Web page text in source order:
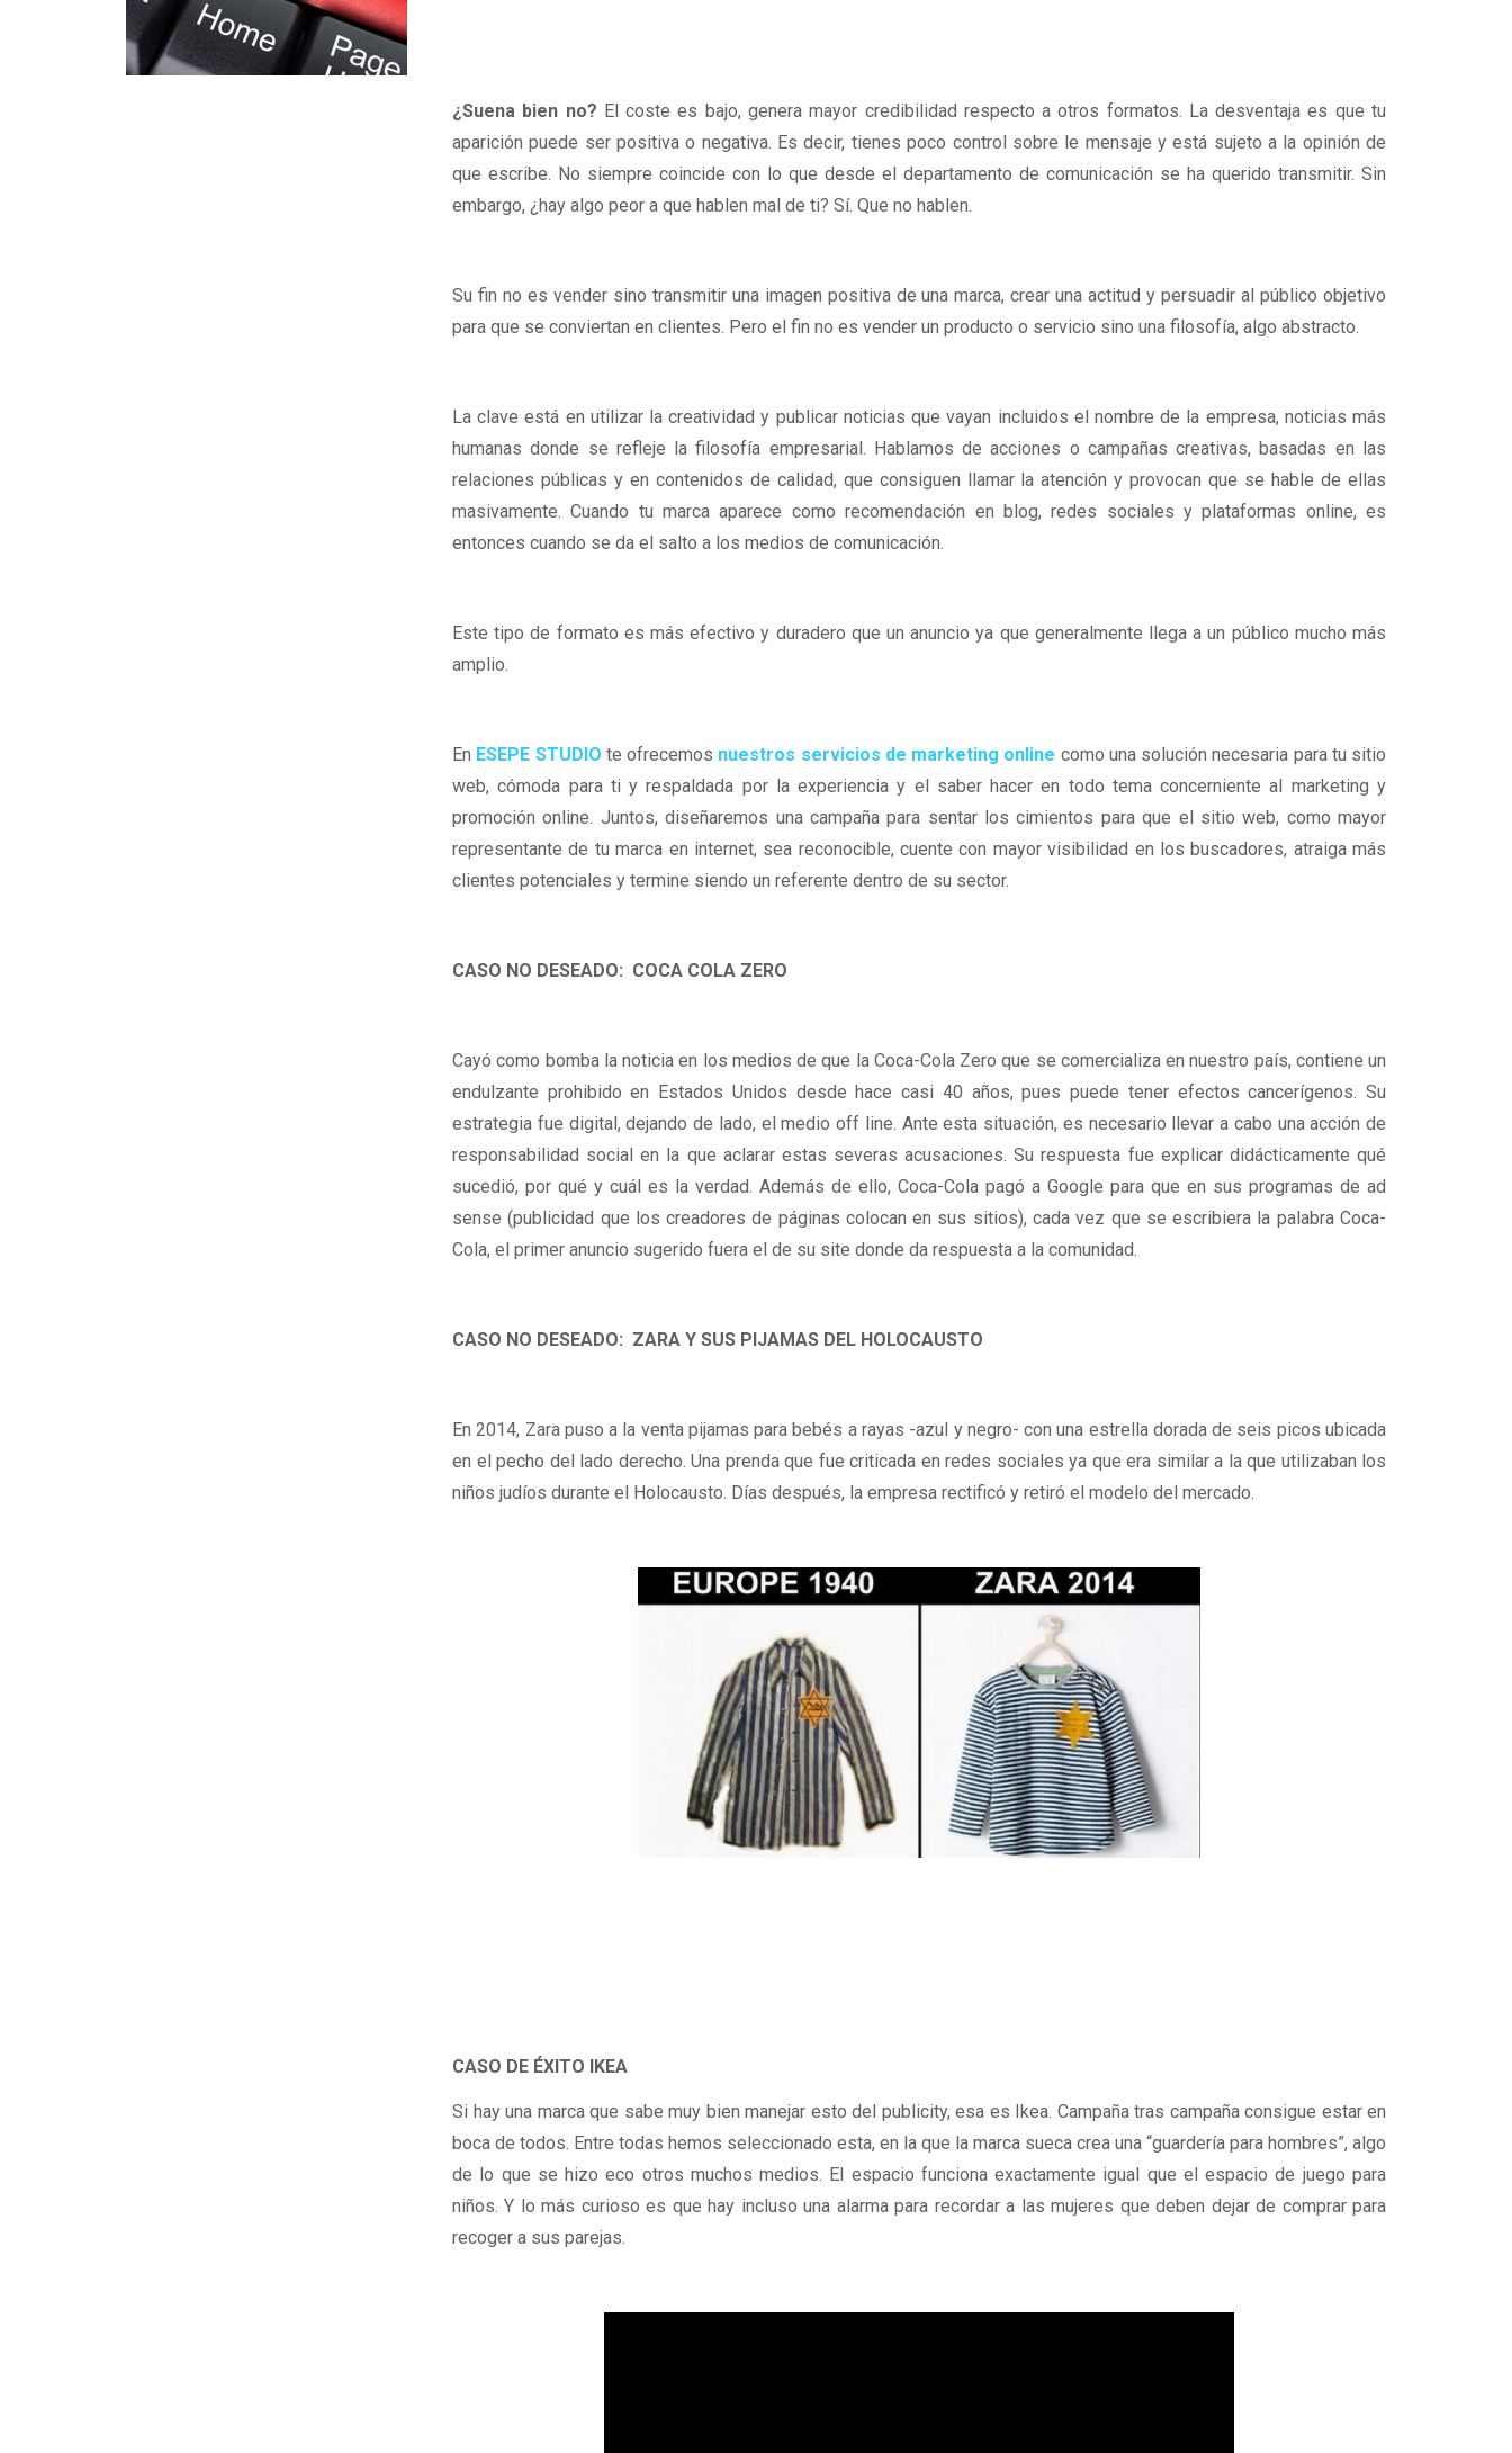
¿Suena bien no? El coste es bajo, genera mayor credibilidad respecto a otros formatos. La desventaja es que tu
aparición puede ser positiva o negativa. Es decir, tienes poco control sobre le mensaje y está sujeto a la opinión de
que escribe. No siempre coincide con lo que desde el departamento de comunicación se ha querido transmitir. Sin
embargo, ¿hay algo peor a que hablen mal de ti? Sí. Que no hablen.
Su fin no es vender sino transmitir una imagen positiva de una marca, crear una actitud y persuadir al público objetivo
para que se conviertan en clientes. Pero el fin no es vender un producto o servicio sino una filosofía, algo abstracto.
La clave está en utilizar la creatividad y publicar noticias que vayan incluidos el nombre de la empresa, noticias más
humanas donde se refleje la filosofía empresarial. Hablamos de acciones o campañas creativas, basadas en las
relaciones públicas y en contenidos de calidad, que consiguen llamar la atención y provocan que se hable de ellas
masivamente. Cuando tu marca aparece como recomendación en blog, redes sociales y plataformas online, es
entonces cuando se da el salto a los medios de comunicación.
Este tipo de formato es más efectivo y duradero que un anuncio ya que generalmente llega a un público mucho más
amplio.
En ESEPE STUDIO te ofrecemos nuestros servicios de marketing online como una solución necesaria para tu sitio
web, cómoda para ti y respaldada por la experiencia y el saber hacer en todo tema concerniente al marketing y
promoción online. Juntos, diseñaremos una campaña para sentar los cimientos para que el sitio web, como mayor
representante de tu marca en internet, sea reconocible, cuente con mayor visibilidad en los buscadores, atraiga más
clientes potenciales y termine siendo un referente dentro de su sector.
CASO NO DESEADO: COCA COLA ZERO
Cayó como bomba la noticia en los medios de que la Coca-Cola Zero que se comercializa en nuestro paí­s, contiene un
endulzante prohibido en Estados Unidos desde hace casi 40 años, pues puede tener efectos cancerí­genos. Su
estrategia fue digital, dejando de lado, el medio off line. Ante esta situación, es necesario llevar a cabo una acción de
responsabilidad social en la que aclarar estas severas acusaciones. Su respuesta fue explicar didácticamente qué
sucedió, por qué y cuál es la verdad. Además de ello, Coca-Cola pagó a Google para que en sus programas de ad
sense (publicidad que los creadores de páginas colocan en sus sitios), cada vez que se escribiera la palabra Coca-
Cola, el primer anuncio sugerido fuera el de su site donde da respuesta a la comunidad.
CASO NO DESEADO: ZARA Y SUS PIJAMAS DEL HOLOCAUSTO
En 2014, Zara puso a la venta pijamas para bebés a rayas -azul y negro- con una estrella dorada de seis picos ubicada
en el pecho del lado derecho. Una prenda que fue criticada en redes sociales ya que era similar a la que utilizaban los
niños judíos durante el Holocausto. Días después, la empresa rectificó y retiró el modelo del mercado.
CASO DE ÉXITO IKEA
Si hay una marca que sabe muy bien manejar esto del publicity, esa es Ikea. Campaña tras campaña consigue estar en
boca de todos. Entre todas hemos seleccionado esta, en la que la marca sueca crea una “guardería para hombres”, algo
de lo que se hizo eco otros muchos medios. El espacio funciona exactamente igual que el espacio de juego para
niños. Y lo más curioso es que hay incluso una alarma para recordar a las mujeres que deben dejar de comprar para
recoger a sus parejas.